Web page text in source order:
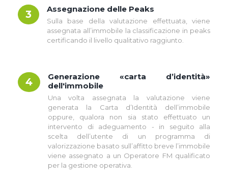
3 Assegnazione delle Peaks
Sulla base della valutazione effettuata, viene
assegnata all’immobile la classificazione in peaks
certificando il livello qualitativo raggiunto.
4
Generazione «carta d’identità»
dell'immobile
Una volta assegnata la valutazione viene
generata la Carta d’Identità dell’immobile
oppure, qualora non sia stato effettuato un
intervento di adeguamento - in seguito alla
scelta dell’utente di un programma di
valorizzazione basato sull’affitto breve l’immobile
viene assegnato a un Operatore FM qualificato
per la gestione operativa.